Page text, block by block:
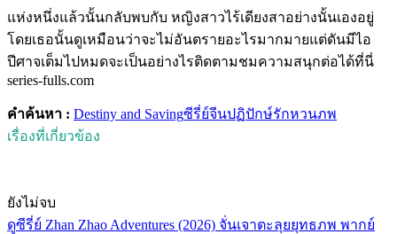
แห่งหนึ่งแล้วนั้นกลับพบกับ หญิงสาวไร้เดียงสาอย่างนั้นเองอยู่
โดยเธอนั้นดูเหมือนว่าจะไม่อันตรายอะไรมากมายแต่ดันมีไอ
ปีศาจเต็มไปหมดจะเป็นอย่างไรติดตามชมความสนุกต่อได้ที่นี่
series-fulls.com
คำค้นหา : Destiny and Savingซีรี่ย์จีนปฏิปักษ์รักหวนภพ
เรื่องที่เกี่ยวข้อง
ยังไม่จบ
ดูซีรี่ย์ Zhan Zhao Adventures (2026) จั่นเจาตะลุยยุทธภพ พากย์